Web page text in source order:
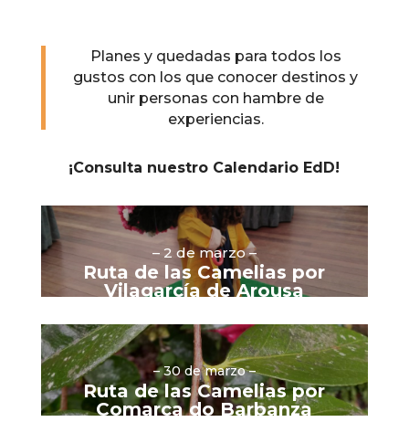
Planes y quedadas para todos los
gustos con los que conocer destinos y
unir personas con hambre de
experiencias.
¡Consulta nuestro Calendario EdD!
– 2 de marzo –
Ruta de las Camelias por
Vilagarcía de Arousa
– 30 de marzo –
Ruta de las Camelias por
Comarca do Barbanza